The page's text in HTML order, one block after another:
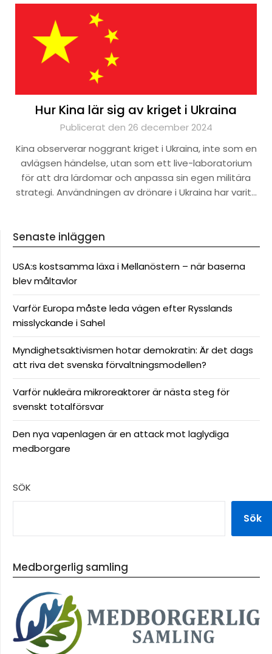
Hur Kina lär sig av kriget i Ukraina
Publicerat den 26 december 2024
Kina observerar noggrant kriget i Ukraina, inte som en
avlägsen händelse, utan som ett live-laboratorium
för att dra lärdomar och anpassa sin egen militära
strategi. Användningen av drönare i Ukraina har varit…
Senaste inläggen
USA:s kostsamma läxa i Mellanöstern – när baserna
blev måltavlor
Varför Europa måste leda vägen efter Rysslands
misslyckande i Sahel
Myndighetsaktivismen hotar demokratin: Är det dags
att riva det svenska förvaltningsmodellen?
Varför nukleära mikroreaktorer är nästa steg för
svenskt totalförsvar
Den nya vapenlagen är en attack mot laglydiga
medborgare
SÖK
Sök
Medborgerlig samling